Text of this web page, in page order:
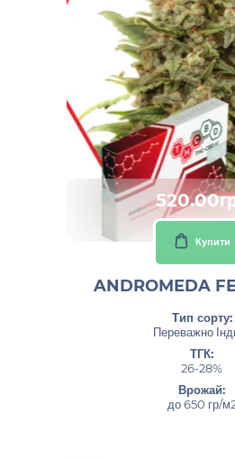
Купити
ANDROMEDA
Тип сорту:
Переважно
ТГК:
26-28%
Врожай:
до 650 гр/